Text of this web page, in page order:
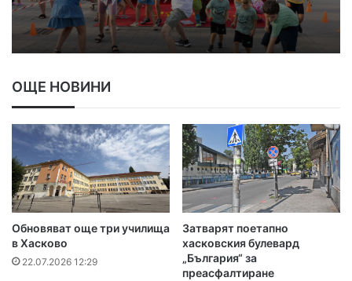
ОЩЕ НОВИНИ
Обновяват още три училища
в Хасково
22.07.2026 12:29
Затварят поетапно
хасковския булевард
„България“ за
преасфалтиране